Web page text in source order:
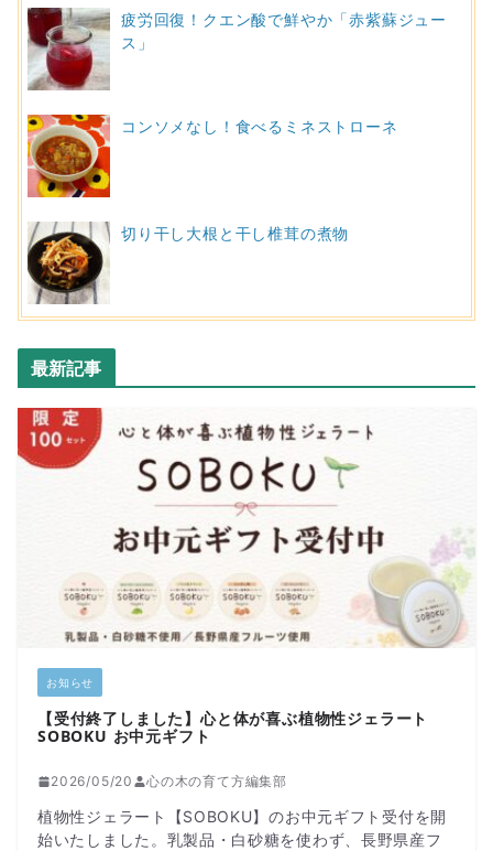
疲労回復！クエン酸で鮮やか「赤紫蘇ジュー
ス」
コンソメなし！食べるミネストローネ
切り干し大根と干し椎茸の煮物
最新記事
お知らせ
【受付終了しました】心と体が喜ぶ植物性ジェラート
SOBOKU お中元ギフト
2026/05/20 心の木の育て方編集部
植物性ジェラート【SOBOKU】のお中元ギフト受付を開
始いたしました。乳製品・白砂糖を使わず、長野県産フ